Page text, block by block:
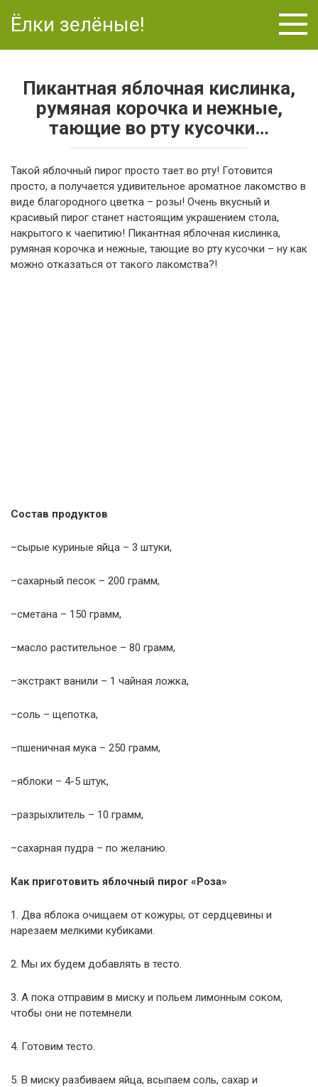
Ёлки зелёные!
Пикантная яблочная кислинка,
румяная корочка и нежные,
тающие во рту кусочки…
Такой яблочный пирог просто тает во рту! Готовится
просто, а получается удивительное ароматное лакомство в
виде благородного цветка – розы! Очень вкусный и
красивый пирог станет настоящим украшением стола,
накрытого к чаепитию! Пикантная яблочная кислинка,
румяная корочка и нежные, тающие во рту кусочки – ну как
можно отказаться от такого лакомства?!
Состав продуктов
–сырые куриные яйца – 3 штуки,
–сахарный песок – 200 грамм,
–сметана – 150 грамм,
–масло растительное – 80 грамм,
–экстракт ванили – 1 чайная ложка,
–соль – щепотка,
–пшеничная мука – 250 грамм,
–яблоки – 4-5 штук,
–разрыхлитель – 10 грамм,
–сахарная пудра – по желанию.
Как приготовить яблочный пирог «Роза»
1. Два яблока очищаем от кожуры, от сердцевины и
нарезаем мелкими кубиками.
2. Мы их будем добавлять в тесто.
3. А пока отправим в миску и польем лимонным соком,
чтобы они не потемнели.
4. Готовим тесто.
5. В миску разбиваем яйца, всыпаем соль, сахар и